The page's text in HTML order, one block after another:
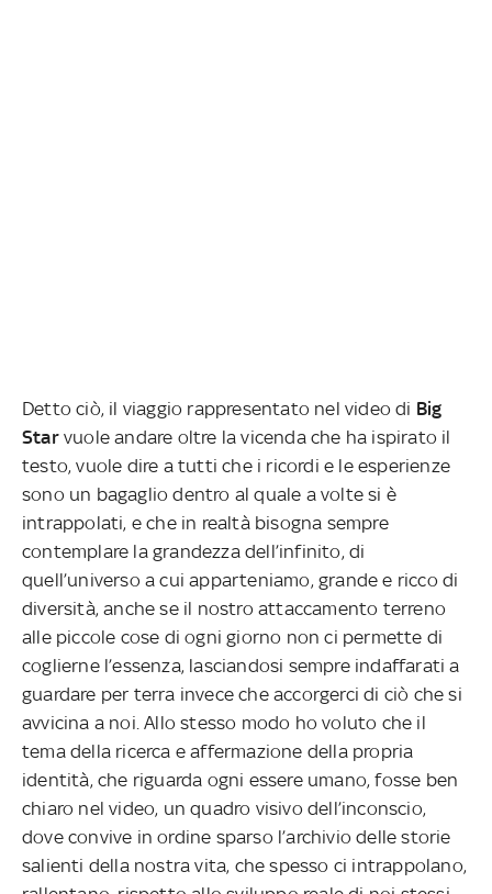
Detto ciò, il viaggio rappresentato nel video di Big
Starvuole andare oltre la vicenda che ha ispirato il
testo, vuole dire a tutti che i ricordi e le esperienze
sono un bagaglio dentro al quale a volte si è
intrappolati, e che in realtà bisogna sempre
contemplare la grandezza dell’infinito, di
quell’universo a cui apparteniamo, grande e ricco di
diversità, anche se il nostro attaccamento terreno
alle piccole cose di ogni giorno non ci permette di
coglierne l’essenza, lasciandosi sempre indaffarati a
guardare per terra invece che accorgerci di ciò che si
avvicina a noi. Allo stesso modo ho voluto che il
tema della ricerca e affermazione della propria
identità, che riguarda ogni essere umano, fosse ben
chiaro nel video, un quadro visivo dell’inconscio,
dove convive in ordine sparso l’archivio delle storie
salienti della nostra vita, che spesso ci intrappolano,